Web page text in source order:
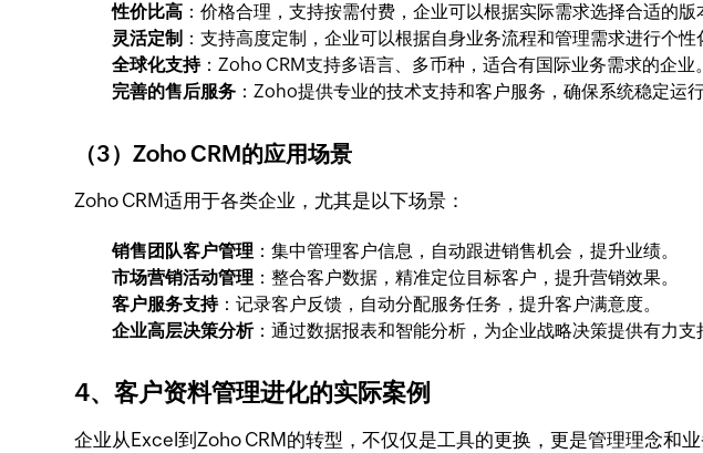
性价比高 ：价格合理，支持按需付费，企业可以根据实际需求选择合适的版
灵活定制 ：支持高度定制，企业可以根据自身业务流程和管理需求进行个性
全球化支持：Zoho CRM支持多语言、多币种，适合有国际业务需求的企业。
完善的售后服务 ：Zoho提供专业的技术支持和客户服务，确保系统稳定运
（3）Zoho CRM的应用场景
Zoho CRM适用于各类企业，尤其是以下场景：
销售团队客户管理 ：集中管理客户信息，自动跟进销售机会，提升业绩。
市场营销活动管理 ：整合客户数据，精准定位目标客户，提升营销效果。
客户服务支持：记录客户反馈，自动分配服务任务，提升客户满意度。
企业高层决策分析：通过数据报表和智能分析，为企业战略决策提供有力支
4、客户资料管理进化的实际案例
企业从Excel到Zoho CRM的转型，不仅仅是工具的更换，更是管理理念和